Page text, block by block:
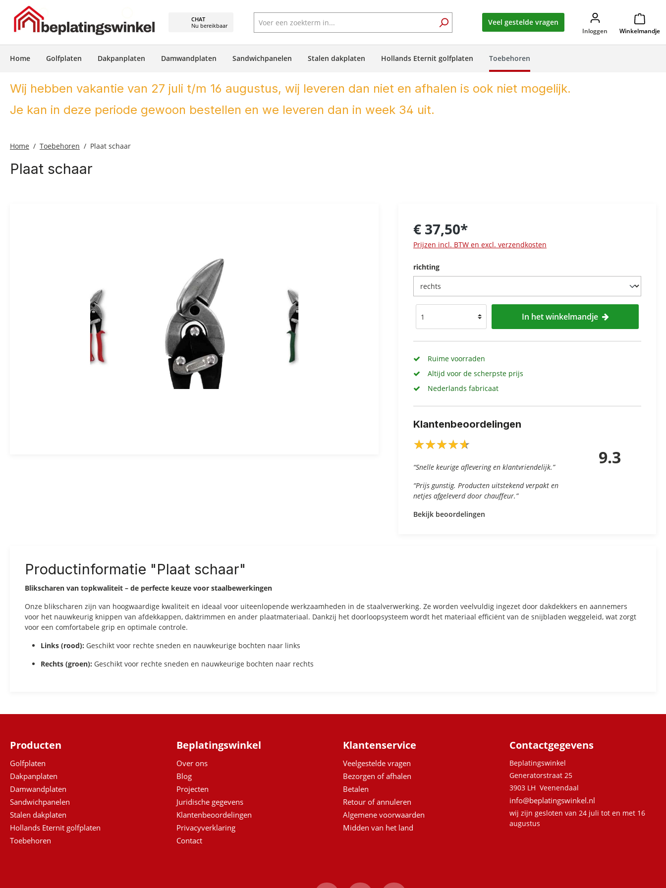
CHAT
Nu bereikbaar
Veel gestelde vragen
Inloggen Winkelmandje
Home Golfplaten Dakpanplaten Damwandplaten Sandwichpanelen Stalen dakplaten Hollands Eternit golfplaten Toebehoren
Wij hebben vakantie van 27 juli t/m 16 augustus, wij leveren dan niet en afhalen is ook niet mogelijk.
Je kan in deze periode gewoon bestellen en we leveren dan in week 34 uit.
Home Toebehoren Plaat schaar
Plaat schaar
€ 37,50*
Prijzen incl. BTW en excl. verzendkosten
richting
In het winkelmandje
Ruime voorraden
Altijd voor de scherpste prijs
Nederlands fabricaat
Klantenbeoordelingen
★★★★★
★★★★★
“Snelle keurige aflevering en klantvriendelijk.”
“Prijs gunstig. Producten uitstekend verpakt en
netjes afgeleverd door chauffeur.”
Bekijk beoordelingen
9.3
Productinformatie "Plaat schaar"
Blikscharen van topkwaliteit – de perfecte keuze voor staalbewerkingen
Onze blikscharen zijn van hoogwaardige kwaliteit en ideaal voor uiteenlopende werkzaamheden in de staalverwerking. Ze worden veelvuldig ingezet door dakdekkers en aannemers
voor het nauwkeurig knippen van afdekkappen, daktrimmen en ander plaatmateriaal. Dankzij het doorloopsysteem wordt het materiaal efficiënt van de snijbladen weggeleid, wat zorgt
voor een comfortabele grip en optimale controle.
Links (rood): Geschikt voor rechte sneden en nauwkeurige bochten naar links
Rechts (groen): Geschikt voor rechte sneden en nauwkeurige bochten naar rechts
Producten
Golfplaten
Dakpanplaten
Damwandplaten
Sandwichpanelen
Stalen dakplaten
Hollands Eternit golfplaten
Toebehoren
Beplatingswinkel
Over ons
Blog
Projecten
Juridische gegevens
Klantenbeoordelingen
Privacyverklaring
Contact
Klantenservice
Veelgestelde vragen
Bezorgen of afhalen
Betalen
Retour of annuleren
Algemene voorwaarden
Midden van het land
Contactgegevens
Beplatingswinkel
Generatorstraat 25
3903 LH Veenendaal
info@beplatingswinkel.nl
wij zijn gesloten van 24 juli tot en met 16
augustus